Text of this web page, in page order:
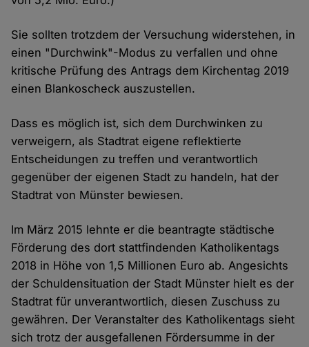
Sie sollten trotzdem der Versuchung widerstehen, in
einen "Durchwink"-Modus zu verfallen und ohne
kritische Prüfung des Antrags dem Kirchentag 2019
einen Blankoscheck auszustellen.
Dass es möglich ist, sich dem Durchwinken zu
verweigern, als Stadtrat eigene reflektierte
Entscheidungen zu treffen und verantwortlich
gegenüber der eigenen Stadt zu handeln, hat der
Stadtrat von Münster bewiesen.
Im März 2015 lehnte er die beantragte städtische
Förderung des dort stattfindenden Katholikentags
2018 in Höhe von 1,5 Millionen Euro ab. Angesichts
der Schuldensituation der Stadt Münster hielt es der
Stadtrat für unverantwortlich, diesen Zuschuss zu
gewähren. Der Veranstalter des Katholikentags sieht
sich trotz der ausgefallenen Fördersumme in der
Cookies